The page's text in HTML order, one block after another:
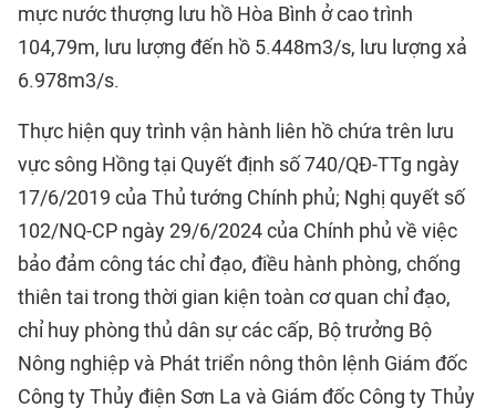
mực nước thượng lưu hồ Hòa Bình ở cao trình
104,79m, lưu lượng đến hồ 5.448m3/s, lưu lượng xả
6.978m3/s.
Thực hiện quy trình vận hành liên hồ chứa trên lưu
vực sông Hồng tại Quyết định số 740/QĐ-TTg ngày
17/6/2019 của Thủ tướng Chính phủ; Nghị quyết số
102/NQ-CP ngày 29/6/2024 của Chính phủ về việc
bảo đảm công tác chỉ đạo, điều hành phòng, chống
thiên tai trong thời gian kiện toàn cơ quan chỉ đạo,
chỉ huy phòng thủ dân sự các cấp, Bộ trưởng Bộ
Nông nghiệp và Phát triển nông thôn lệnh Giám đốc
Công ty Thủy điện Sơn La và Giám đốc Công ty Thủy